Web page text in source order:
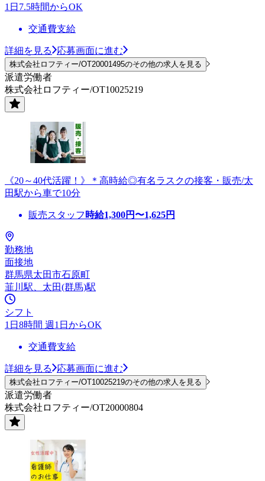
1日7.5時間からOK
交通費支給
詳細を見る 応募画面に進む
株式会社ロフティー/OT20001495のその他の求人を見る
派遣労働者
株式会社ロフティー/OT10025219
《20～40代活躍！》＊高時給◎有名ラスクの接客・販売/太
田駅から車で10分
販売スタッフ 時給1,300円〜1,625円
勤務地
面接地
群馬県太田市石原町
韮川駅、太田(群馬)駅
シフト
1日8時間 週1日からOK
交通費支給
詳細を見る 応募画面に進む
株式会社ロフティー/OT10025219のその他の求人を見る
派遣労働者
株式会社ロフティー/OT20000804